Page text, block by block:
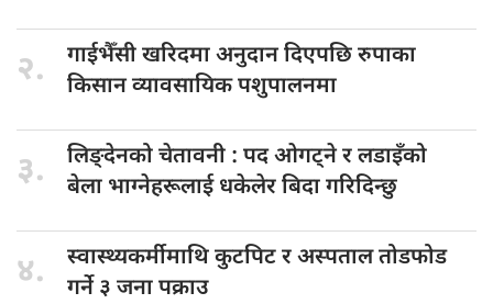
२. गाईभैँसी खरिदमाअनुदान दिएपछि रुपाका
किसान व्यावसायिक पशुपालनमा
३. लिङ्देनको चेतावनी : पद ओगट्ने र लडाइँको
बेला भाग्नेहरूलाई धकेलेर बिदा गरिदिन्छु
४. स्वास्थ्यकर्मीमाथि कुटपिटर अस्पताल तोडफोड
गर्ने ३ जना पक्राउ